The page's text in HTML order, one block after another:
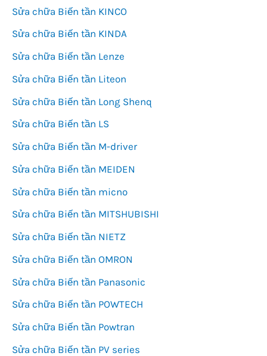
Sửa chữa Biến tần KINCO
Sửa chữa Biến tần KINDA
Sửa chữa Biến tần Lenze
Sửa chữa Biến tần Liteon
Sửa chữa Biến tần Long Shenq
Sửa chữa Biến tần LS
Sửa chữa Biến tần M-driver
Sửa chữa Biến tần MEIDEN
Sửa chữa Biến tần micno
Sửa chữa Biến tần MITSHUBISHI
Sửa chữa Biến tần NIETZ
Sửa chữa Biến tần OMRON
Sửa chữa Biến tần Panasonic
Sửa chữa Biến tần POWTECH
Sửa chữa Biến tần Powtran
Sửa chữa Biến tần PV series